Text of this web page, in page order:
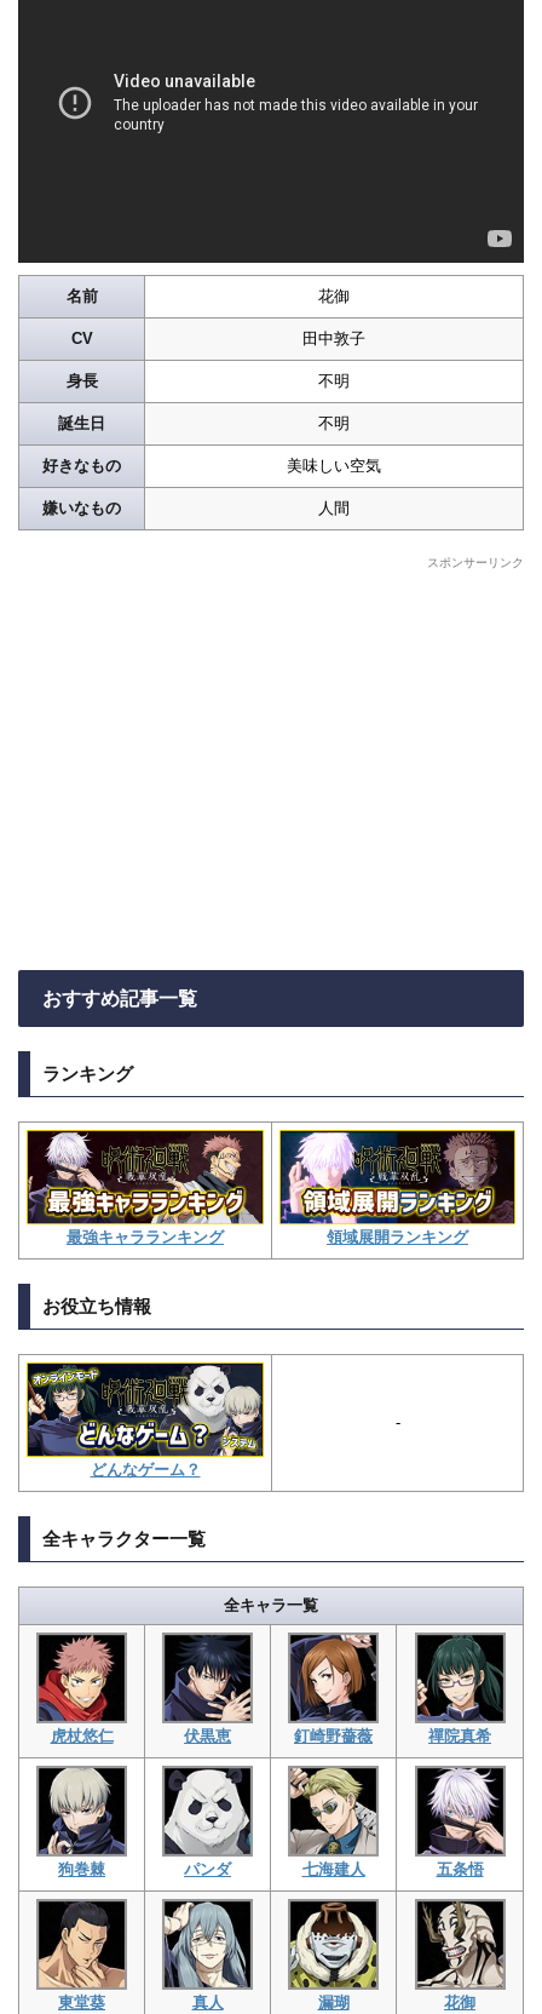
名前 花御
CV 田中敦子
身長 不明
誕生日 不明
好きなもの 美味しい空気
嫌いなもの 人間
スポンサーリンク
おすすめ記事一覧
ランキング
最強キャラランキング 領域展開ランキング
お役立ち情報
どんなゲーム？
-
全キャラクター一覧
全キャラ一覧
虎杖悠仁 伏黒恵 釘崎野薔薇 禪院真希
狗巻棘 パンダ 七海建人 五条悟
東堂葵 真人 漏瑚 花御